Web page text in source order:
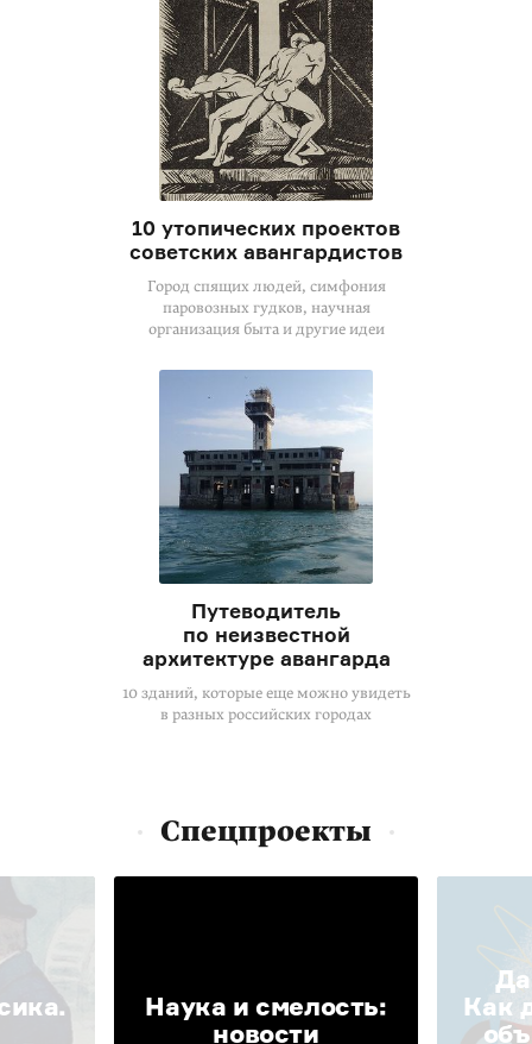
10 утопических проектов
советских авангардистов
Город спящих людей, симфония
паровозных гудков, научная
организация быта и другие идеи
Путеводитель
по неизвестной
архитектуре авангарда
10 зданий, которые еще можно увидеть
в разных российских городах
Спецпроекты
Наука и смелость:
новости
Да
Как